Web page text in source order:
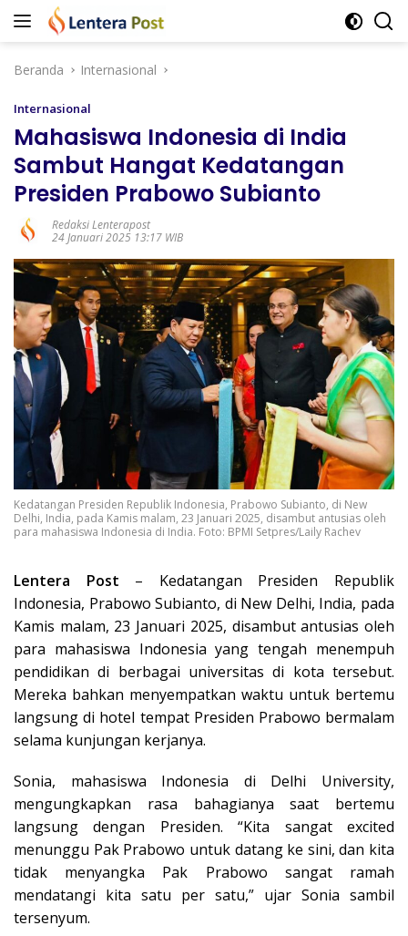
Langsung
Beranda
Internasional
Internasional
Mahasiswa Indonesia di India
Sambut Hangat Kedatangan
Presiden Prabowo Subianto
Redaksi Lenterapost
24 Januari 2025 13:17 WIB
Kedatangan Presiden Republik Indonesia, Prabowo Subianto, di New
Delhi, India, pada Kamis malam, 23 Januari 2025, disambut antusias oleh
para mahasiswa Indonesia di India. Foto: BPMI Setpres/Laily Rachev
Lentera Post – Kedatangan Presiden Republik
Indonesia, Prabowo Subianto, di New Delhi, India, pada
Kamis malam, 23 Januari 2025, disambut antusias oleh
para mahasiswa Indonesia yang tengah menempuh
pendidikan di berbagai universitas di kota tersebut.
Mereka bahkan menyempatkan waktu untuk bertemu
langsung di hotel tempat Presiden Prabowo bermalam
selama kunjungan kerjanya.
Sonia, mahasiswa Indonesia di Delhi University,
mengungkapkan rasa bahagianya saat bertemu
langsung dengan Presiden. “Kita sangat excited
menunggu Pak Prabowo untuk datang ke sini, dan kita
tidak menyangka Pak Prabowo sangat ramah
mendatangi kita satu per satu,” ujar Sonia sambil
tersenyum.